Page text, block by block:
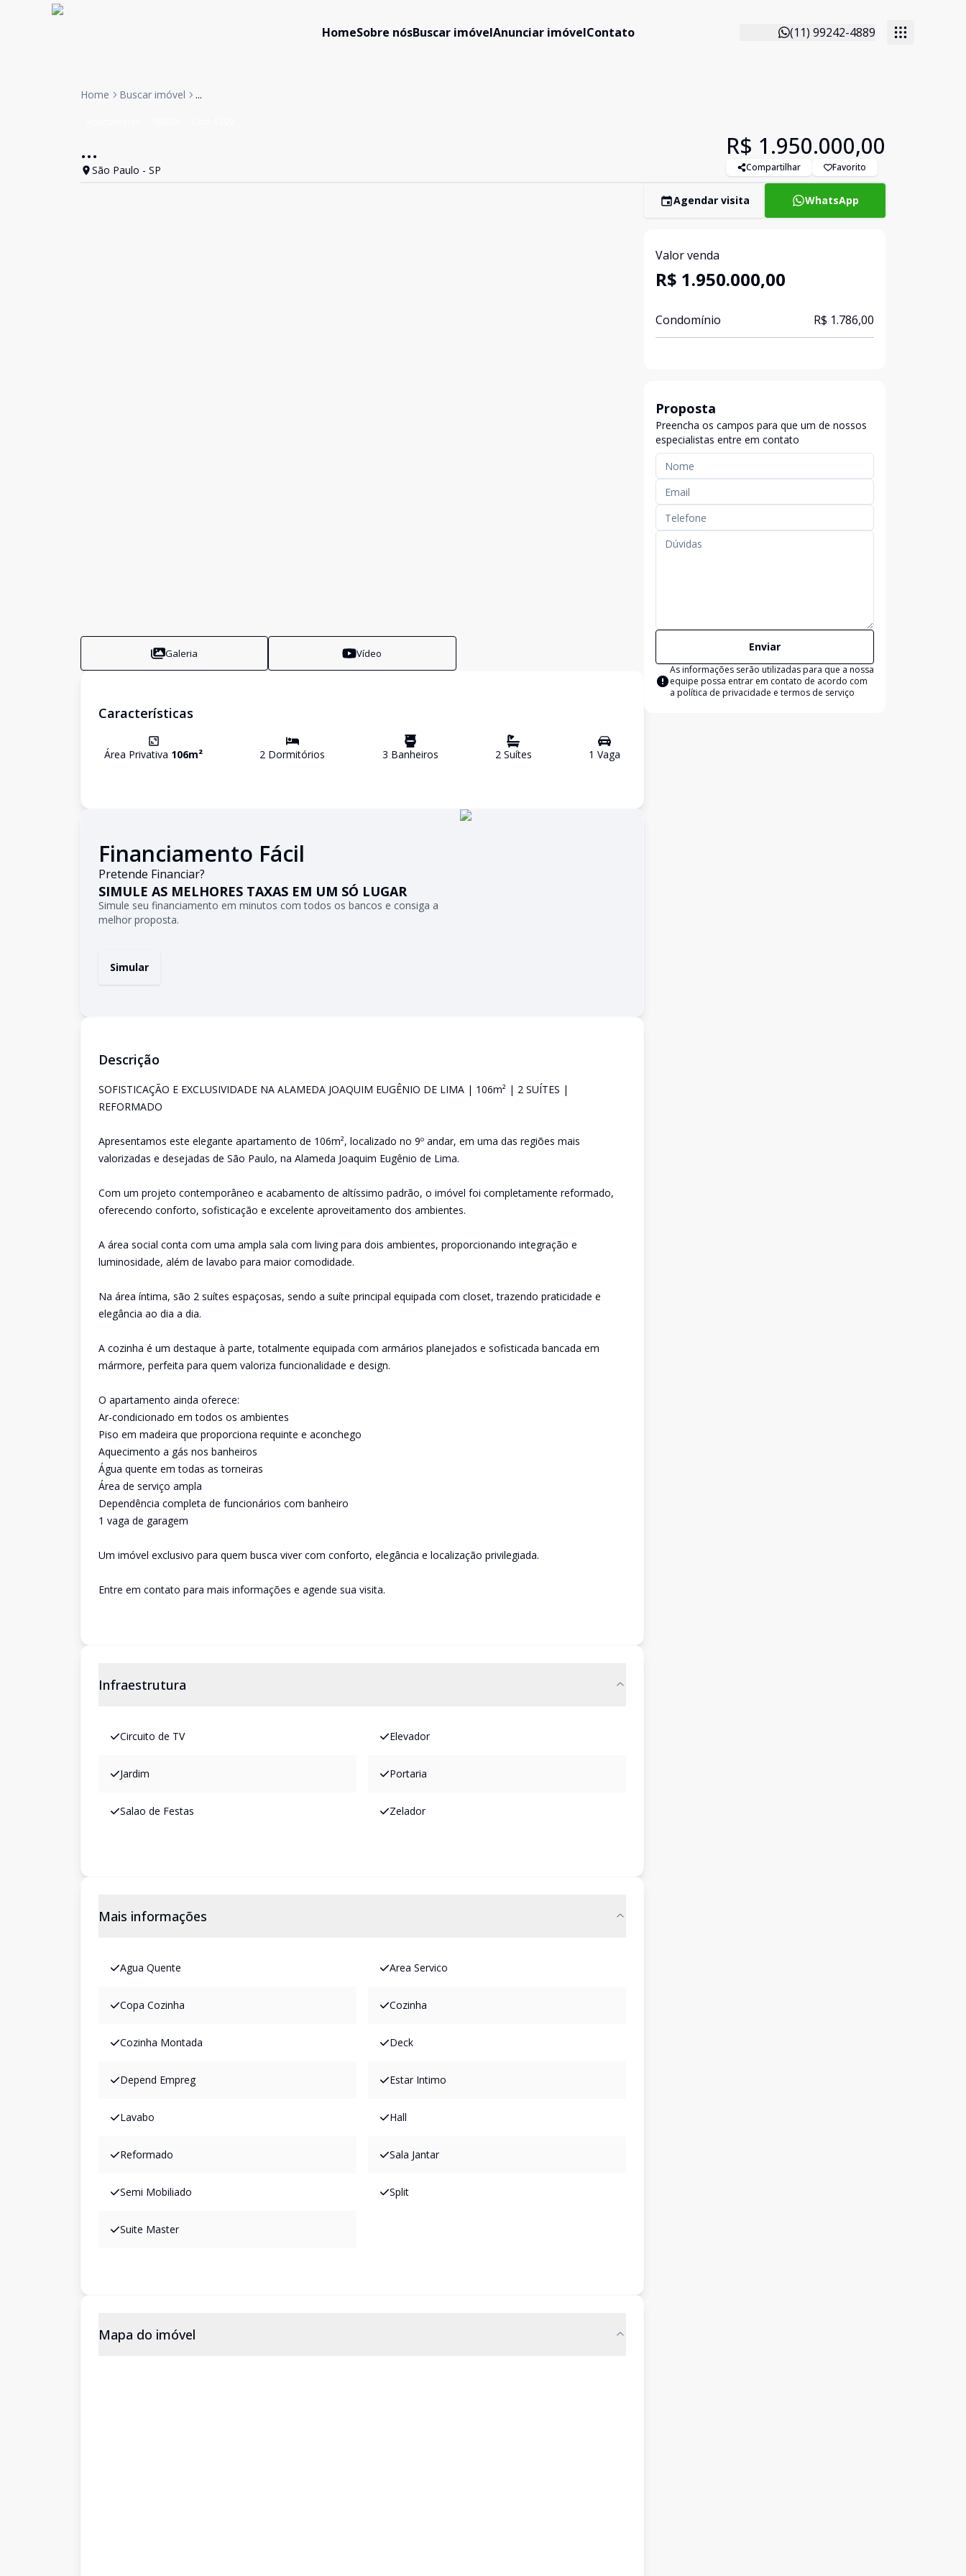
HomeSobre nósBuscar imóvelAnunciar imóvelContato (11) 99242-4889
Home Buscar imóvel ...
...
São Paulo - SP
R$ 1.950.000,00
Compartilhar Favorito
Galeria Vídeo
Características
Área Privativa 106m² 2 Dormitórios 3 Banheiros 2Suítes 1 Vaga
Financiamento Fácil
Pretende Financiar?
SIMULE AS MELHORES TAXAS EM UM SÓ LUGAR
Simule seu financiamento em minutos com todos os bancos e consiga a
melhor proposta.
Simular
Descrição
SOFISTICAÇÃO E EXCLUSIVIDADE NA ALAMEDA JOAQUIM EUGÊNIO DE LIMA | 106m² | 2 SUÍTES |
REFORMADO
Apresentamos este elegante apartamento de 106m², localizado no 9º andar, em uma das regiões mais
valorizadas e desejadas de São Paulo, na Alameda Joaquim Eugênio de Lima.
Com um projeto contemporâneo e acabamento de altíssimo padrão, o imóvel foi completamente reformado,
oferecendo conforto, sofisticação e excelente aproveitamento dos ambientes.
A área social conta com uma ampla sala com living para dois ambientes, proporcionando integração e
luminosidade, além de lavabo para maior comodidade.
Na área íntima, são 2 suítes espaçosas, sendo a suíte principal equipada com closet, trazendo praticidade e
elegância ao dia a dia.
A cozinha é um destaque à parte, totalmente equipada com armários planejados e sofisticada bancada em
mármore, perfeita para quem valoriza funcionalidade e design.
O apartamento ainda oferece:
Ar-condicionado em todos os ambientes
Piso em madeira que proporciona requinte e aconchego
Aquecimento a gás nos banheiros
Água quente em todas as torneiras
Área de serviço ampla
Dependência completa de funcionários com banheiro
1 vaga de garagem
Um imóvel exclusivo para quem busca viver com conforto, elegância e localização privilegiada.
Entre em contato para mais informações e agende sua visita.
Infraestrutura
Circuito de TV Elevador
Jardim Portaria
Salao de Festas Zelador
Mais informações
Agua Quente Area Servico
Copa Cozinha Cozinha
Cozinha Montada Deck
Depend Empreg Estar Intimo
Lavabo Hall
Reformado Sala Jantar
Semi Mobiliado Split
Suite Master
Mapa do imóvel
Agendar visita WhatsApp
Valor venda
R$ 1.950.000,00
Condomínio R$ 1.786,00
Proposta
Preencha os campos para que um de nossos
especialistas entre em contato
Enviar
As informações serão utilizadas para que a nossa
equipe possa entrar em contato de acordo com
a política de privacidade e termos de serviço